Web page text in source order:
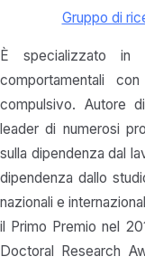
Gruppo di
È specializzato in
comportamentali
compulsivo. Autore
leader di numerosi
sulla dipendenza dal
dipendenza dallo
nazionali e
il Primo Premio nel
Doctoral Research